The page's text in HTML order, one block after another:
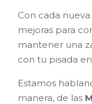
Con cada
mejoras para
mantener una
con tu pisada
Estamos
manera, de las